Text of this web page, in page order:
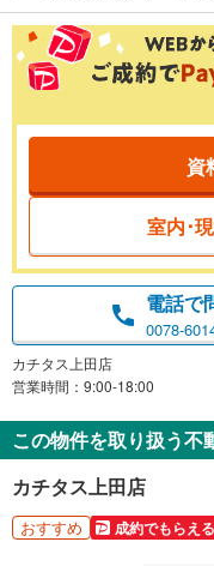
資
室内･
電話で
0078-
カチタス上田店
営業時間：9:00-18:00
この物件を取り扱う不
カチタス上田店
おすすめ 成約でもらえる